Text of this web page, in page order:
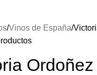
Vinos de España